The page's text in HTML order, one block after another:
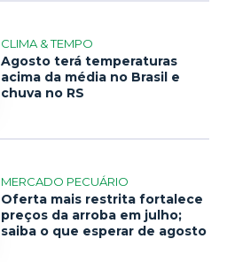
CLIMA & TEMPO
Agosto terá temperaturas
acima da média no Brasil e
chuva no RS
MERCADO PECUÁRIO
Oferta mais restrita fortalece
preços da arroba em julho;
saiba o que esperar de agosto